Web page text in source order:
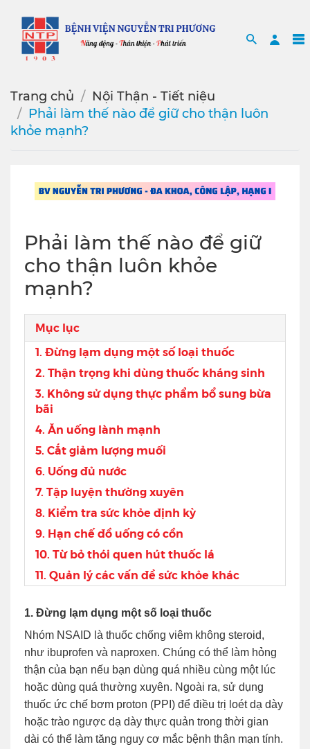
Search
Trang chủ
Nội Thận - Tiết niệu
Phải làm thế nào để giữ cho thận luôn
khỏe mạnh?
Phải làm thế nào để giữ
cho thận luôn khỏe
mạnh?
Mục lục
1. Đừng lạm dụng một số loại thuốc
2. Thận trọng khi dùng thuốc kháng sinh
3. Không sử dụng thực phẩm bổ sung bừa
bãi
4. Ăn uống lành mạnh
5. Cắt giảm lượng muối
6. Uống đủ nước
7. Tập luyện thường xuyên
8. Kiểm tra sức khỏe định kỳ
9. Hạn chế đồ uống có cồn
10. Từ bỏ thói quen hút thuốc lá
11. Quản lý các vấn đề sức khỏe khác
1. Đừng lạm dụng một số loại thuốc
Nhóm NSAID là thuốc chống viêm không steroid,
như ibuprofen và naproxen. Chúng có thể làm hỏng
thận của bạn nếu bạn dùng quá nhiều cùng một lúc
hoặc dùng quá thường xuyên. Ngoài ra, sử dụng
thuốc ức chế bơm proton (PPI) để điều trị loét dạ dày
hoặc trào ngược dạ dày thực quản trong thời gian
dài có thể làm tăng nguy cơ mắc bệnh thận mạn tính.